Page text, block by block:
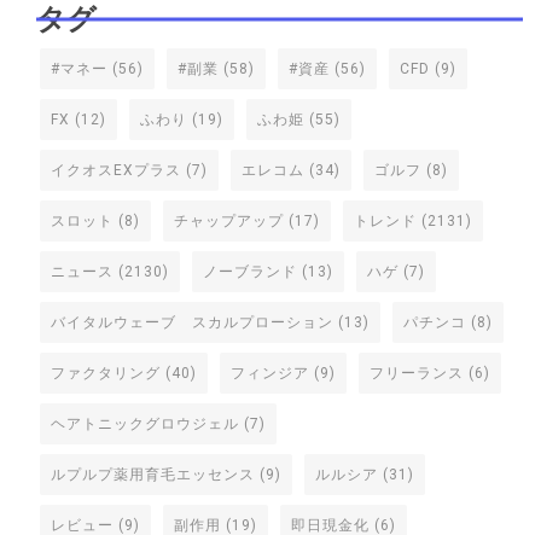
タグ
#マネー (56) #副業 (58) #資産 (56) CFD (9)
FX (12) ふわり (19) ふわ姫 (55)
イクオスEXプラス (7) エレコム (34) ゴルフ (8)
スロット (8) チャップアップ (17) トレンド (2131)
ニュース (2130) ノーブランド (13) ハゲ (7)
バイタルウェーブ スカルプローション (13) パチンコ (8)
ファクタリング (40) フィンジア (9) フリーランス (6)
ヘアトニックグロウジェル (7)
ルプルプ薬用育毛エッセンス (9) ルルシア (31)
レビュー (9) 副作用 (19) 即日現金化 (6)